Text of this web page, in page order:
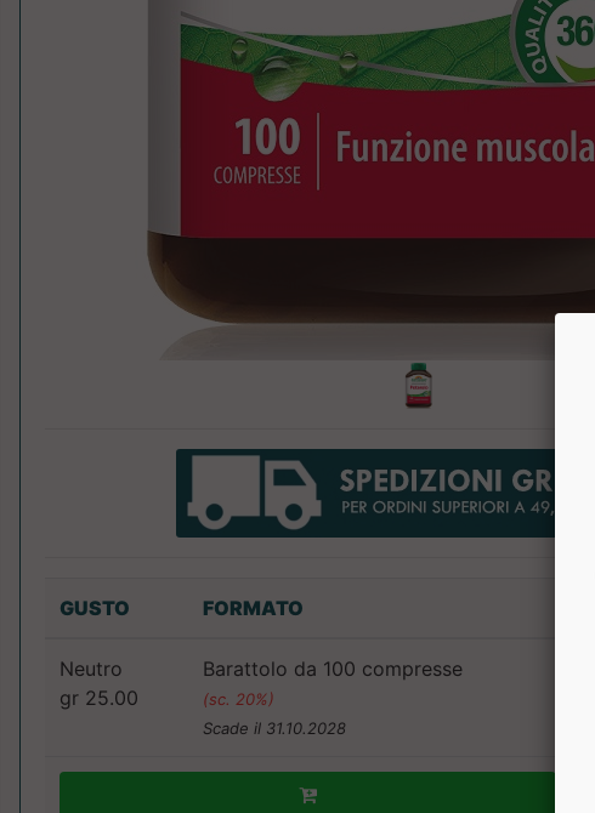
GUSTO FORMATO
Neutro
gr 25.00
Barattolo da 100 compresse
(sc. 20%)
Scade il 31.10.2028